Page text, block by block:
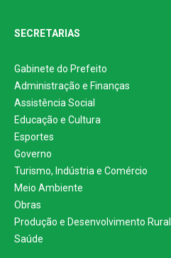
SECRETARIAS
Gabinete do Prefeito
Administração e Finanças
Assistência Social
Educação e Cultura
Esportes
Governo
Turismo, Indústria e Comércio
Meio Ambiente
Obras
Produção e Desenvolvimento Rural
Saúde